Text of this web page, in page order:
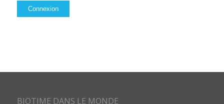
Connexion
BIOTIME DANS LE MONDE